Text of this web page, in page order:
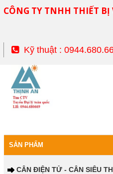
CÔNG TY TNHH THIẾT
Kỹ thuật :
SẢN PHẨM
CÂN ĐIỆN TỬ - CÂN SIÊU